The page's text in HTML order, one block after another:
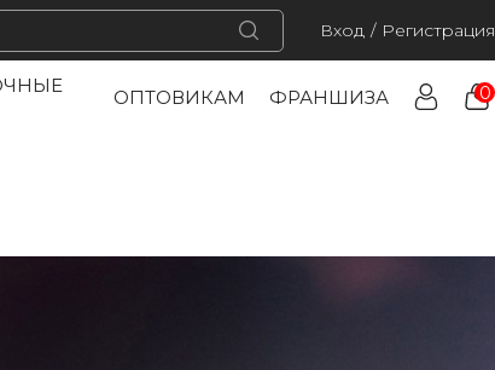
Вход / Регистрация
ОПТОВИКАМ ФРАНШИЗА 0